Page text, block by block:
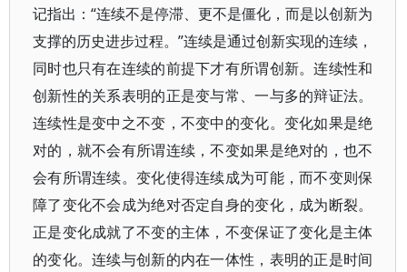
记指出：“连续不是停滞、更不是僵化，而是以创新为
支撑的历史进步过程。”连续是通过创新实现的连续，
同时也只有在连续的前提下才有所谓创新。连续性和
创新性的关系表明的正是变与常、一与多的辩证法。
连续性是变中之不变，不变中的变化。变化如果是绝
对的，就不会有所谓连续，不变如果是绝对的，也不
会有所谓连续。变化使得连续成为可能，而不变则保
障了变化不会成为绝对否定自身的变化，成为断裂。
正是变化成就了不变的主体，不变保证了变化是主体
的变化。连续与创新的内在一体性，表明的正是时间